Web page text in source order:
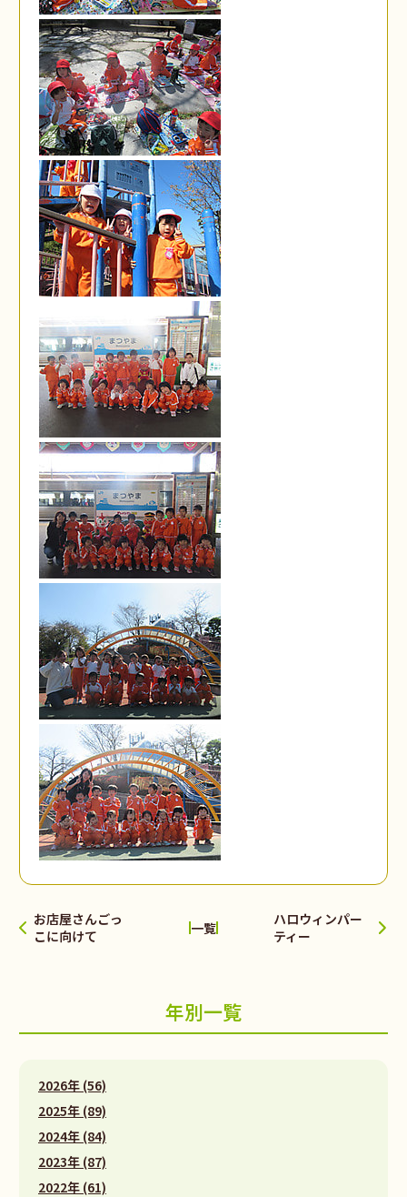
お店屋さんごっ
こに向けて
一覧
ハロウィンパー
ティー
年別一覧
2026年 (56)
2025年 (89)
2024年 (84)
2023年 (87)
2022年 (61)